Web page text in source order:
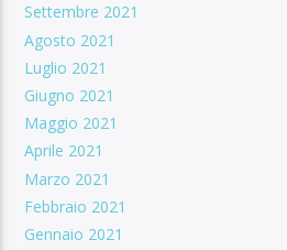
Settembre 2021
Agosto 2021
Luglio 2021
Giugno 2021
Maggio 2021
Aprile 2021
Marzo 2021
Febbraio 2021
Gennaio 2021